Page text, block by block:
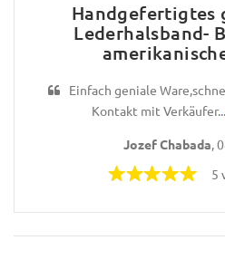
Handgefertigtes
Lederhalsband-
Einfach geniale
Kontakt mit
Jozef Chabada,
5